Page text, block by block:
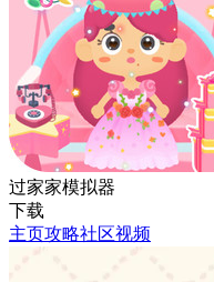
过家家模拟器
下载
主页攻略社区视频